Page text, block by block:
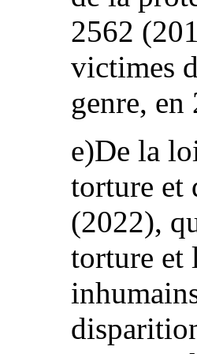
2562
victimes
genre, en
e)De la
torture et
(2022),
torture et